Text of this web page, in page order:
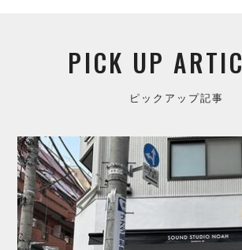
PICK UP
ピックアップ記事